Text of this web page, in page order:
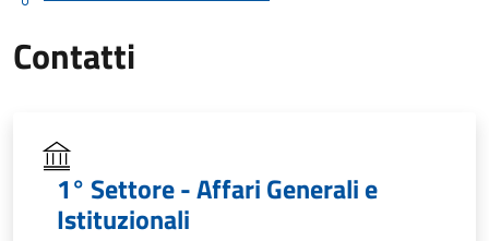
Contatti
1° Settore - Affari Generali e
Istituzionali